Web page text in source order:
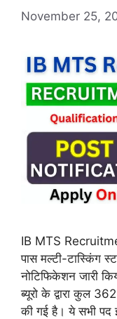
November 25,
IB MTS
पास मल्टी-टास्किंग
नोटिफिकेशन जारी
ब्यूरो के द्वारा कुल
की गई है। ये सभी पद